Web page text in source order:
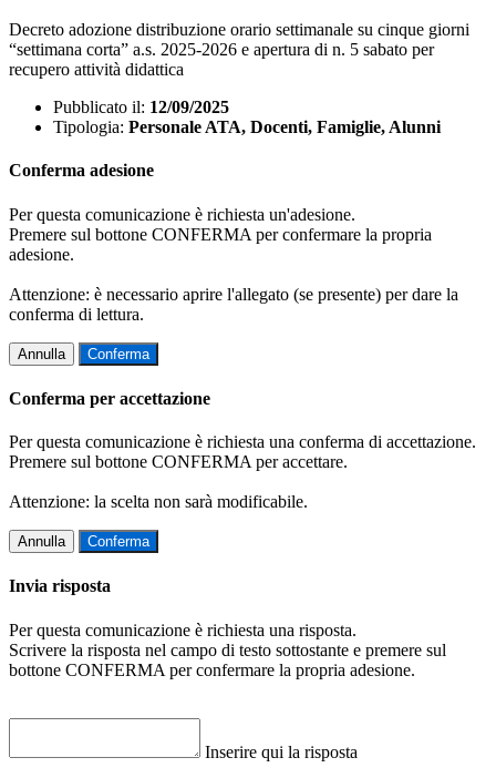
Decreto adozione distribuzione orario settimanale su cinque giorni
“settimana corta” a.s. 2025-2026 e apertura di n. 5 sabato per
recupero attività didattica
Pubblicato il: 12/09/2025
Tipologia: Personale ATA, Docenti, Famiglie, Alunni
Conferma adesione
Per questa comunicazione è richiesta un'adesione.
Premere sul bottone CONFERMA per confermare la propria
adesione.
Attenzione: è necessario aprire l'allegato (se presente) per dare la
conferma di lettura.
Annulla Conferma
Conferma per accettazione
Per questa comunicazione è richiesta una conferma di accettazione.
Premere sul bottone CONFERMA per accettare.
Attenzione: la scelta non sarà modificabile.
Annulla Conferma
Invia risposta
Per questa comunicazione è richiesta una risposta.
Scrivere la risposta nel campo di testo sottostante e premere sul
bottone CONFERMA per confermare la propria adesione.
Inserire qui la risposta